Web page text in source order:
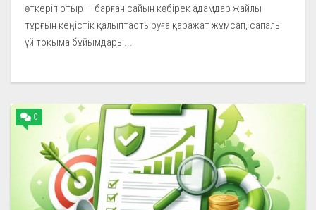
өткеріп отыр — барған сайын көбірек адамдар жайлы
тұрғын кеңістік қалыптастыруға қаражат жұмсап, сапалы
үй тоқыма бұйымдары...
0